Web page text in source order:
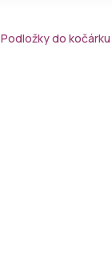
Podložky do kočárku